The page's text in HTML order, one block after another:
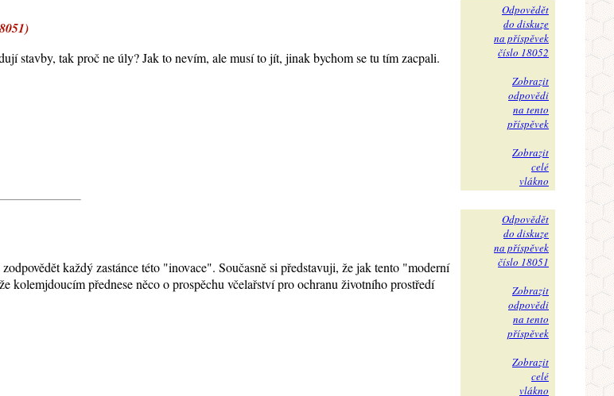
stavby, tak proč ne úly? Jak to nevím, ale musí to jít, jinak bychom se tu tím zacpali.
Odpovědět
do diskuze
na příspěvek
číslo 18052
Zobrazit
odpovědi
na tento
příspěvek
Zobrazit
celé
vlákno
každý zastánce této "inovace". Současně si představuji, že jak tento "moderní
přednese něco o prospěchu včelařství pro ochranu životního prostředí
Odpovědět
do diskuze
na příspěvek
číslo 18051
Zobrazit
odpovědi
na tento
příspěvek
Zobrazit
celé
vlákno